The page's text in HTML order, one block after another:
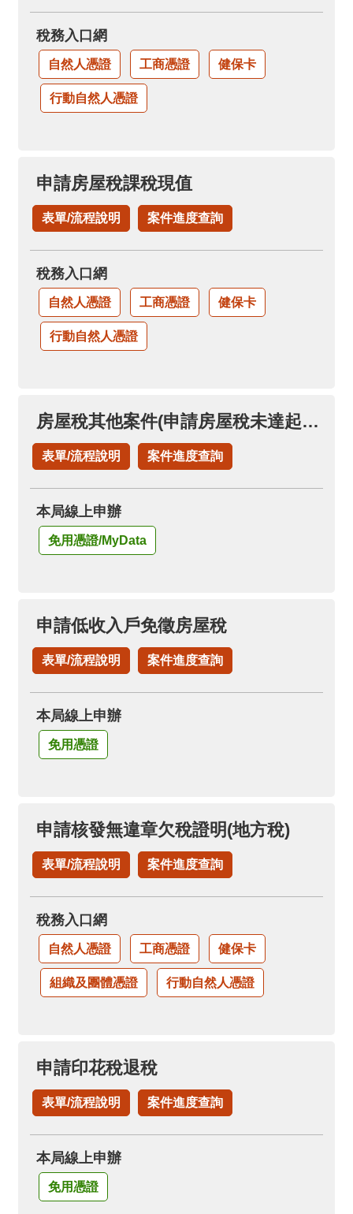
稅務入口網
自然人憑證 工商憑證 健保卡
行動自然人憑證
申請房屋稅課稅現值
表單/流程說明 案件進度查詢
稅務入口網
自然人憑證 工商憑證 健保卡
行動自然人憑證
房屋稅其他案件(申請房屋稅未達起徵點免稅證明)
表單/流程說明 案件進度查詢
本局線上申辦
免用憑證/MyData
申請低收入戶免徵房屋稅
表單/流程說明 案件進度查詢
本局線上申辦
免用憑證
申請核發無違章欠稅證明(地方稅)
表單/流程說明 案件進度查詢
稅務入口網
自然人憑證 工商憑證 健保卡
組織及團體憑證 行動自然人憑證
申請印花稅退稅
表單/流程說明 案件進度查詢
本局線上申辦
免用憑證